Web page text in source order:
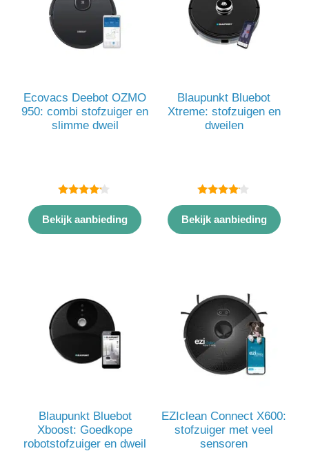
Ecovacs Deebot OZMO
950: combi stofzuiger en
slimme dweil
4.00
van 5
Bekijk aanbieding
Blaupunkt Bluebot
Xtreme: stofzuigen en
dweilen
4.00
van 5
Bekijk aanbieding
Blaupunkt Bluebot
Xboost: Goedkope
robotstofzuiger en dweil
EZIclean Connect X600:
stofzuiger met veel
sensoren